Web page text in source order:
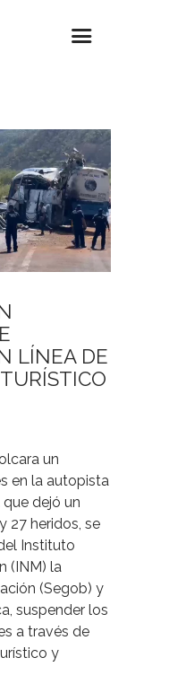
LÍNEA DE
un
en la autopista
dejó un
27 heridos, se
Instituto
(INM) la
(Segob) y
suspender los
a través de
y